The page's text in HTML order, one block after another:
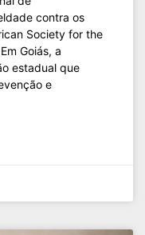
contra os
Society for the
Goiás, a
estadual que
e